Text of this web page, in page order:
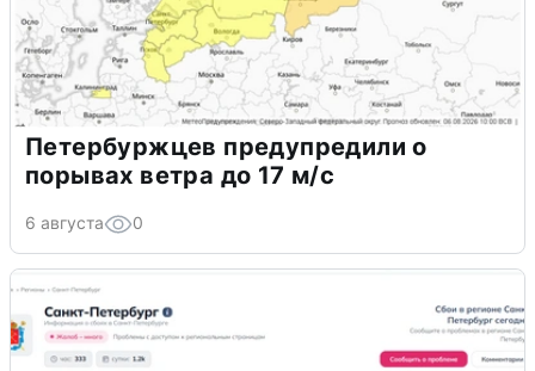
Петербуржцев предупредили о
порывах ветра до 17 м/с
6 августа 0